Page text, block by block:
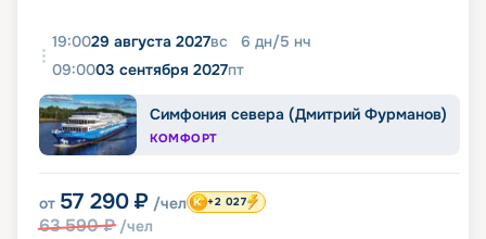
19:0029 августа 2027вс 6 дн/5 нч
09:0003 сентября 2027пт
Симфония севера (Дмитрий Фурманов)
КОМФОРТ
от 57 290 ₽ /чел
63 590₽ /чел
+2 027